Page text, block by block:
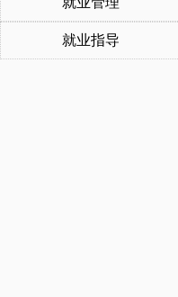
就业指导